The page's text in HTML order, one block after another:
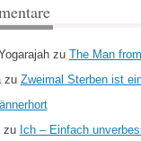
zu The Man
zu Zweimal Sterben ist
zu Ich – Einfach